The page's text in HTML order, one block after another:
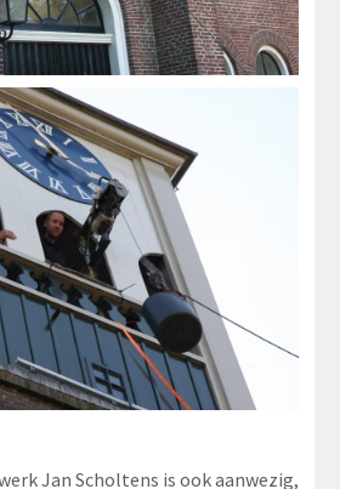
Jan Scholtens is ook aanwezig,